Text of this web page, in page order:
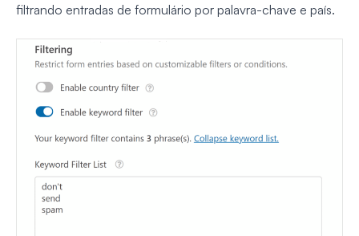
filtrando entradas de formulário por palavra-chave e país.